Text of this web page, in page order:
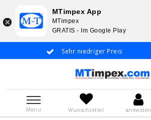
Sehr niedriger Preis
Menu Wunschzettel anmelden
MTimpex App
MTimpex
GRATIS - Im Google Play